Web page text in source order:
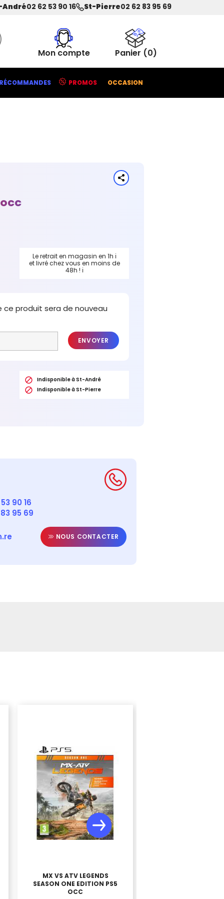
André02 62 53 90 16 St-Pierre02 62 83 95 69
Mon compte Panier (0)
PROMOS OCCASION
Le retrait en magasin en 1h ℹ
et livré chez vous en moins de
48h ! ℹ
ce produit sera de nouveau
ENVOYER
 Indisponible à St-André
 Indisponible à St-Pierre
90 16
95 69
NOUS CONTACTER
MX VS ATV LEGENDS
SEASON ONE EDITION PS5
OCC